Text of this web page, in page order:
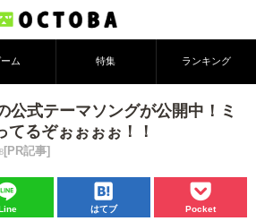
ム 特集 ランキング
公式テーマソングが公開中！ミ
るぞぉぉぉぉ！！
[PR記事]
はてブ Pocket